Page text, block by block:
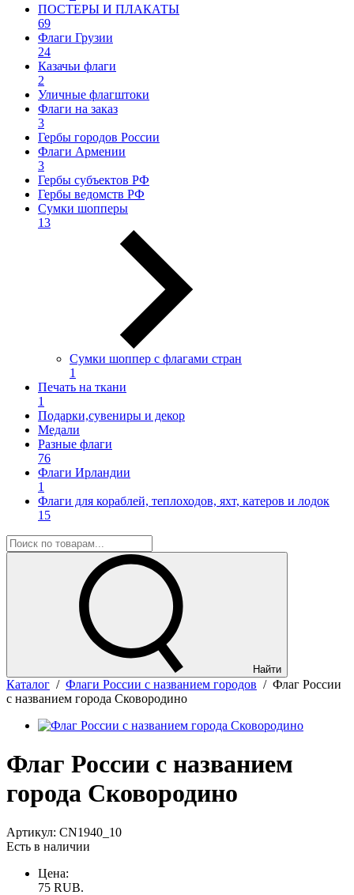
ПОСТЕРЫ И ПЛАКАТЫ
69
Флаги Грузии
24
Казачьи флаги
2
Уличные флагштоки
Флаги на заказ
3
Гербы городов России
Флаги Армении
3
Гербы субъектов РФ
Гербы ведомств РФ
Сумки шопперы
13
Сумки шоппер с флагами стран
1
Печать на ткани
1
Подарки,сувениры и декор
Медали
Разные флаги
76
Флаги Ирландии
1
Флаги для кораблей, теплоходов, яхт, катеров и лодок
15
Найти
Каталог / Флаги России с названием городов / Флаг России
с названием города Сковородино
Флаг России с названием
города Сковородино
Артикул: CN1940_10
Есть в наличии
Цена:
75 RUB.